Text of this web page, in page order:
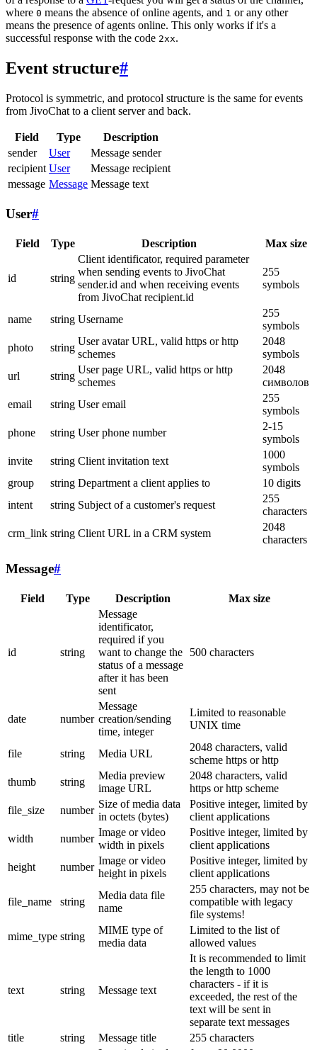
where 0 means the absence of online agents, and 1 or any other
means the presence of agents online. This only works if it's a
successful response with the code 2xx.
Event structure#
Protocol is symmetric, and protocol structure is the same for events
from JivoChat to a client server and back.
Field Type
Description
sender
User
Message sender
recipient User
Message recipient
message Message Message text
User#
Field Type Description Max size
id string
Client identificator, required parameter
when sending events to JivoChat
sender.id and when receiving events
from JivoChat recipient.id
255
symbols
name string Username
255
symbols
photo
string
User avatar URL, valid https or http
schemes
2048
symbols
url
string
User page URL, valid https or http
schemes
2048
символов
email
string User email
255
symbols
phone
string User phone number
2-15
symbols
invite
string Client invitation text
1000
symbols
group
string Department a client applies to
10 digits
intent
string Subject of a customer's request
255
characters
crm_link string Client URL in a CRM system
2048
characters
Message#
Field Type Description Max size
id string
Message
identificator,
required if you
want to change the
status of a message
after it has been
sent
500 characters
date number
Message
creation/sending
time, integer
Limited to reasonable
UNIX time
file string Media URL
2048 characters, valid
scheme https or http
thumb
string
Media preview
image URL
2048 characters, valid
https or http scheme
file_size
number
Size of media data
in octets (bytes)
Positive integer, limited by
client applications
width
number
Image or video
width in pixels
Positive integer, limited by
client applications
height
number
Image or video
height in pixels
Positive integer, limited by
client applications
file_name string
Media data file
name
255 characters, may not be
compatible with legacy
file systems!
mime_type string
MIME type of
media data
Limited to the list of
allowed values
text string Message text
It is recommended to limit
the length to 1000
characters - if it is
exceeded, the rest of the
text will be sent in
separate text messages
title
string Message title
255 characters